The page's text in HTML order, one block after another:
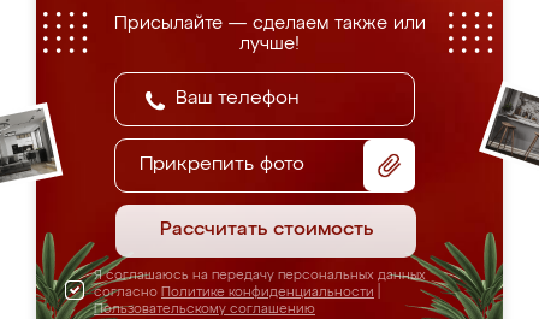
Присылайте — сделаем также или
лучше!
Прикрепить фото
Рассчитать стоимость
Я соглашаюсь на передачу персональных данных
согласно Политике конфиденциальности
Пользовательскому соглашению